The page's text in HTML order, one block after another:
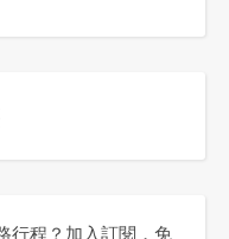
行程？加入訂閱，免